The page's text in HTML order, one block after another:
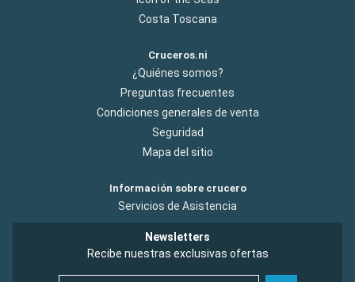
Costa Toscana
Cruceros.ni
¿Quiénes somos?
Preguntas frecuentes
Condiciones generales de venta
Seguridad
Mapa del sitio
Información sobre crucero
Servicios de Asistencia
Newsletters
Recibe nuestras exclusivas ofertas